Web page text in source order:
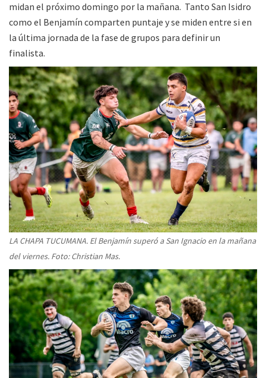
midan el próximo domingo por la mañana. Tanto San Isidro
como el Benjamín comparten puntaje y se miden entre si en
la última jornada de la fase de grupos para definir un
finalista.
LA CHAPA TUCUMANA. El Benjamín superó a San Ignacio en la mañana
del viernes. Foto: Christian Mas.